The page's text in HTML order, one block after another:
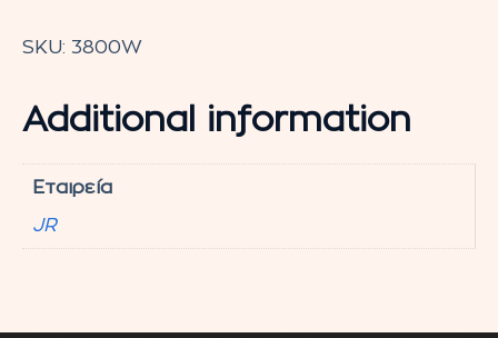
SKU: 3800W
Additional information
Εταιρεία
JR